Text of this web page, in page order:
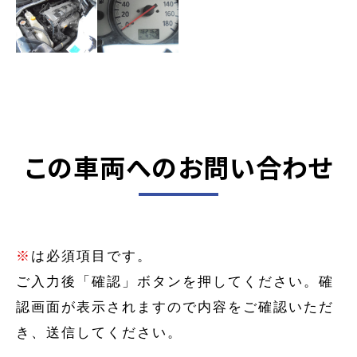
この車両へのお問い合わせ
※ は必須項目です。
ご入力後「確認」ボタンを押してください。確
認画面が表示されますので内容をご確認いただ
き、送信してください。